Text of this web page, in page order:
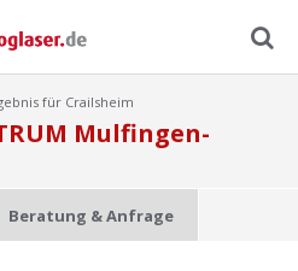
Menu
für Crailsheim
Mulfingen-
Beratung & Anfrage